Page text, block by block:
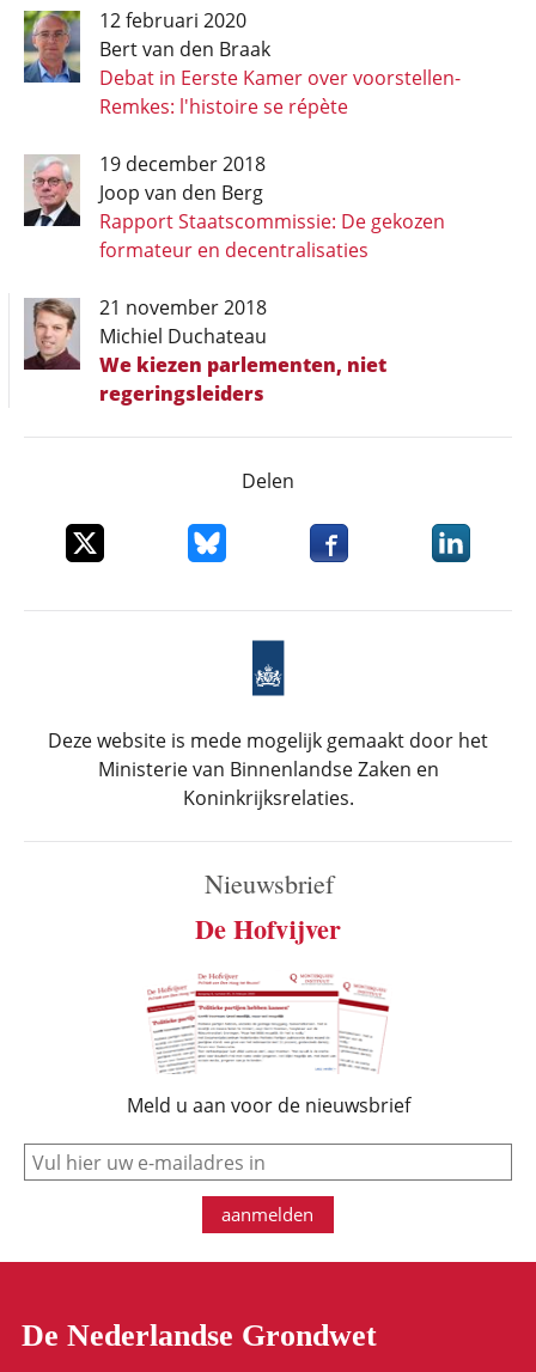
12 februari 2020
Bert van den Braak
Debat in Eerste Kamer over voorstellen-
Remkes: l'histoire se répète
19 december 2018
Joop van den Berg
Rapport Staatscommissie: De gekozen
formateur en decentralisaties
21 november 2018
Michiel Duchateau
We kiezen parlementen, niet
regeringsleiders
Delen
Deel dit item op XDeel dit item op Bluesky
Deel dit item opDeel dit
Deze website is mede mogelijk gemaakt door het
Ministerie van Binnenlandse Zaken en
Koninkrijksrelaties.
Nieuwsbrief
De Hofvijver
Meld u aan voor de nieuwsbrief
e-mail
aanmelden
De Nederlandse Grondwet